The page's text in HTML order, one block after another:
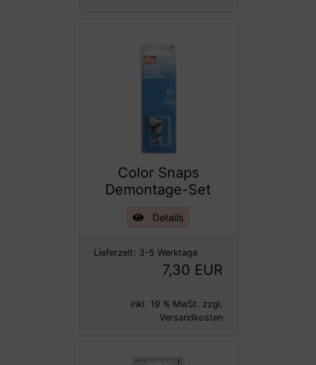
Color Snaps
Demontage-Set
Details
Lieferzeit: 3-5 Werktage
7,30 EUR
inkl. 19 % MwSt. zzgl.
Versandkosten